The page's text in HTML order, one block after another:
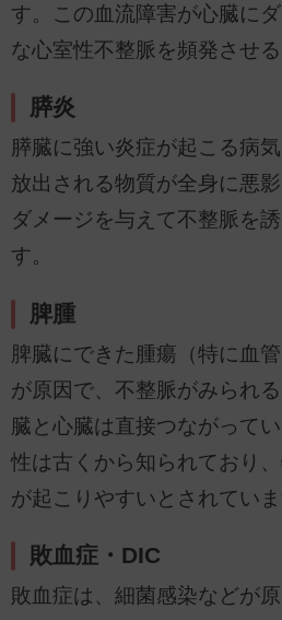
す。この血流障害が心臓に
な心室性不整脈を頻発させる
膵炎
膵臓に強い炎症が起こる病
放出される物質が全身に悪
ダメージを与えて不整脈を
す。
脾腫
脾臓にできた腫瘍（特に血
が原因で、不整脈がみられ
臓と心臓は直接つながって
性は古くから知られており
が起こりやすいとされていま
敗血症・DIC
敗血症は、細菌感染などが